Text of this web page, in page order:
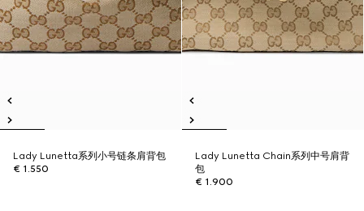
Lady Lunetta系列小号链条肩背包
€ 1.550
Lady Lunetta Chain系列中号肩背
包
€ 1.900